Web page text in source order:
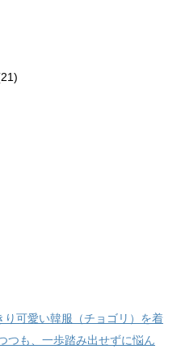
り可愛い韓服（チョゴリ）を着
つも、一歩踏み出せずに悩ん